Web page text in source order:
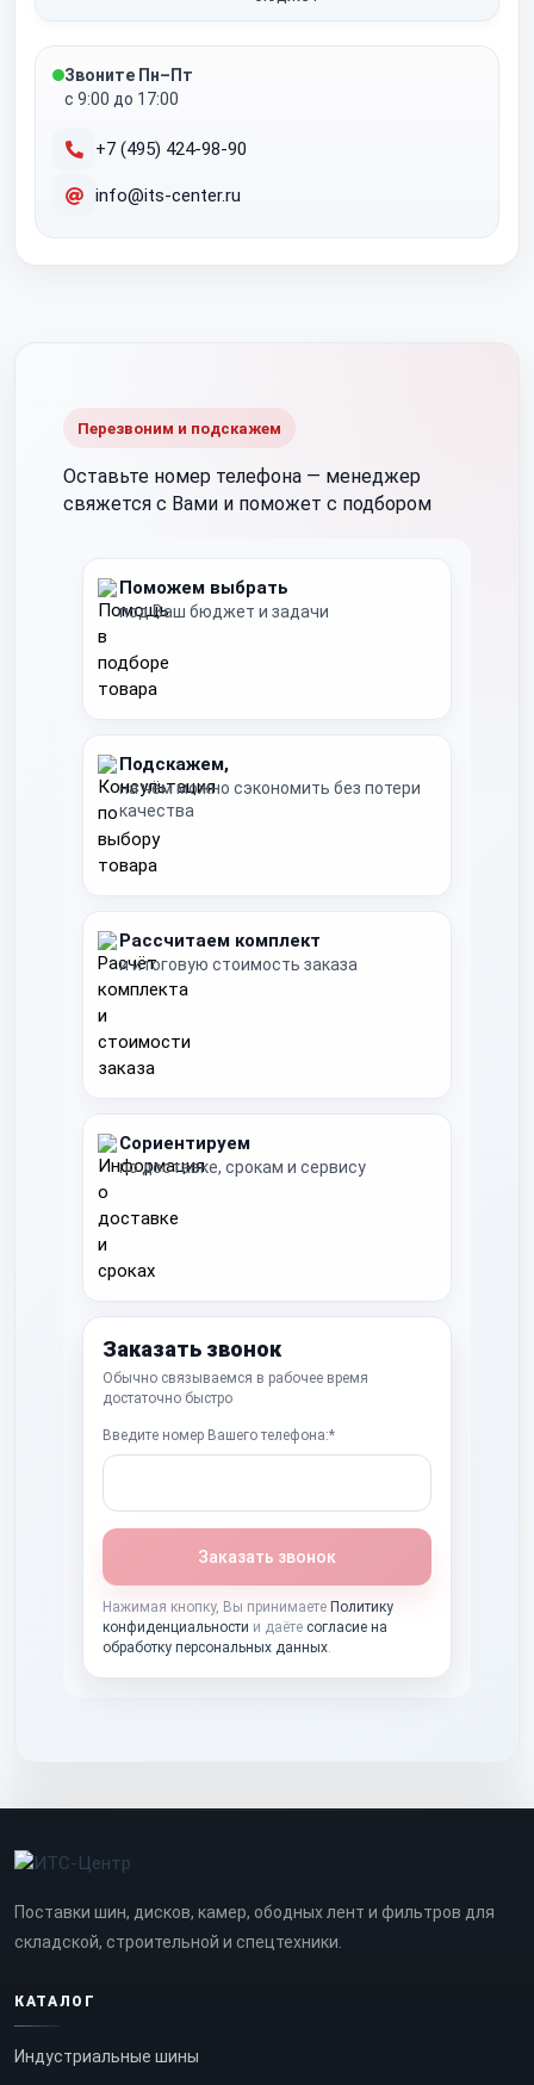
Звоните Пн–Пт
с 9:00 до 17:00
+7 (495) 424-98-90
info@its-center.ru
Перезвоним и подскажем
Оставьте номер телефона — менеджер
свяжется с Вами и поможет с подбором
Поможем выбрать
под Ваш бюджет и задачи
Подскажем,
на чём можно сэкономить без потери
качества
Рассчитаем комплект
и итоговую стоимость заказа
Сориентируем
по доставке, срокам и сервису
Заказать звонок
Обычно связываемся в рабочее время
достаточно быстро
Введите номер Вашего телефона:*
Заказать звонок
Нажимая кнопку, Вы принимаете Политику
конфиденциальности и даёте согласие на
обработку персональных данных.
Поставки шин, дисков, камер, ободных лент и фильтров для
складской, строительной и спецтехники.
КАТАЛОГ
Индустриальные шины